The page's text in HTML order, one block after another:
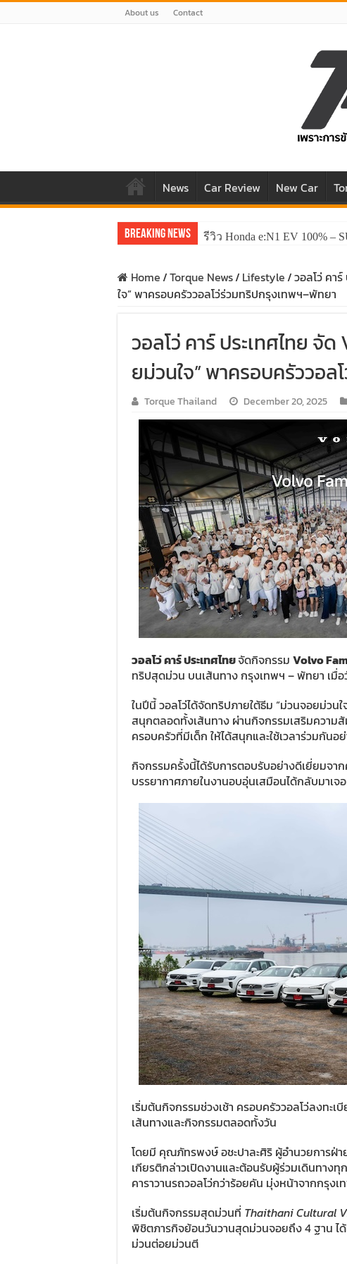
About us Contact
News Car Review New Car
Breaking News รีวิว Honda e:N1 EV 100% –
Home/Torque News/ Lifestyle/วอลโว่ คา
ใจ” พาครอบครัววอลโว่ร่วมทริปกรุงเทพฯ–พัทยา
วอลโว่ คาร์ ประเทศไทย จั
ยม่วนใจ” พาครอบครัววอ
Torque Thailand December 20, 2025
วอลโว่ คาร์ ประเทศไทยจัดกิจกรรม Volvo
ทริปสุดม่วน บนเส้นทาง กรุงเทพฯ – พัทยา เมื่
ในปีนี้ วอลโว่ได้จัดทริปภายใต้ธีม “ม่วนจอยม่ว
สนุกตลอดทั้งเส้นทาง ผ่านกิจกรรมเสริมความ
ครอบครัวที่มีเด็ก ให้ได้สนุกและใช้เวลาร่วมกันอ
กิจกรรมครั้งนี้ได้รับการตอบรับอย่างดีเยี่ยมจา
บรรยากาศภายในงานอบอุ่นเสมือนได้กลับมาเ
เริ่มต้นกิจกรรมช่วงเช้า ครอบครัววอลโว่ลงทะเ
เส้นทางและกิจกรรมตลอดทั้งวัน
โดยมี คุณภัทรพงษ์ อชะปาละศิริ ผู้อำนวยการฝ่า
เกียรติกล่าวเปิดงานและต้อนรับผู้ร่วมเดินทาง
คาราวานรถวอลโว่กว่าร้อยคัน มุ่งหน้าจากกรุง
เริ่มต้นกิจกรรมสุดม่วนที่ Thaithani Cultural
พิชิตภารกิจย้อนวันวานสุดม่วนจอยถึง 4 ฐาน ไ
ม่วนต่อยม่วนตี